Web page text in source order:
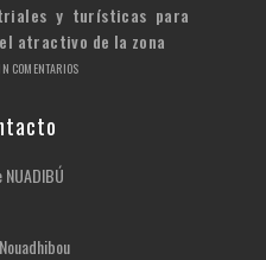
y turísticas para
atractivo de la zona
COMENTARIOS